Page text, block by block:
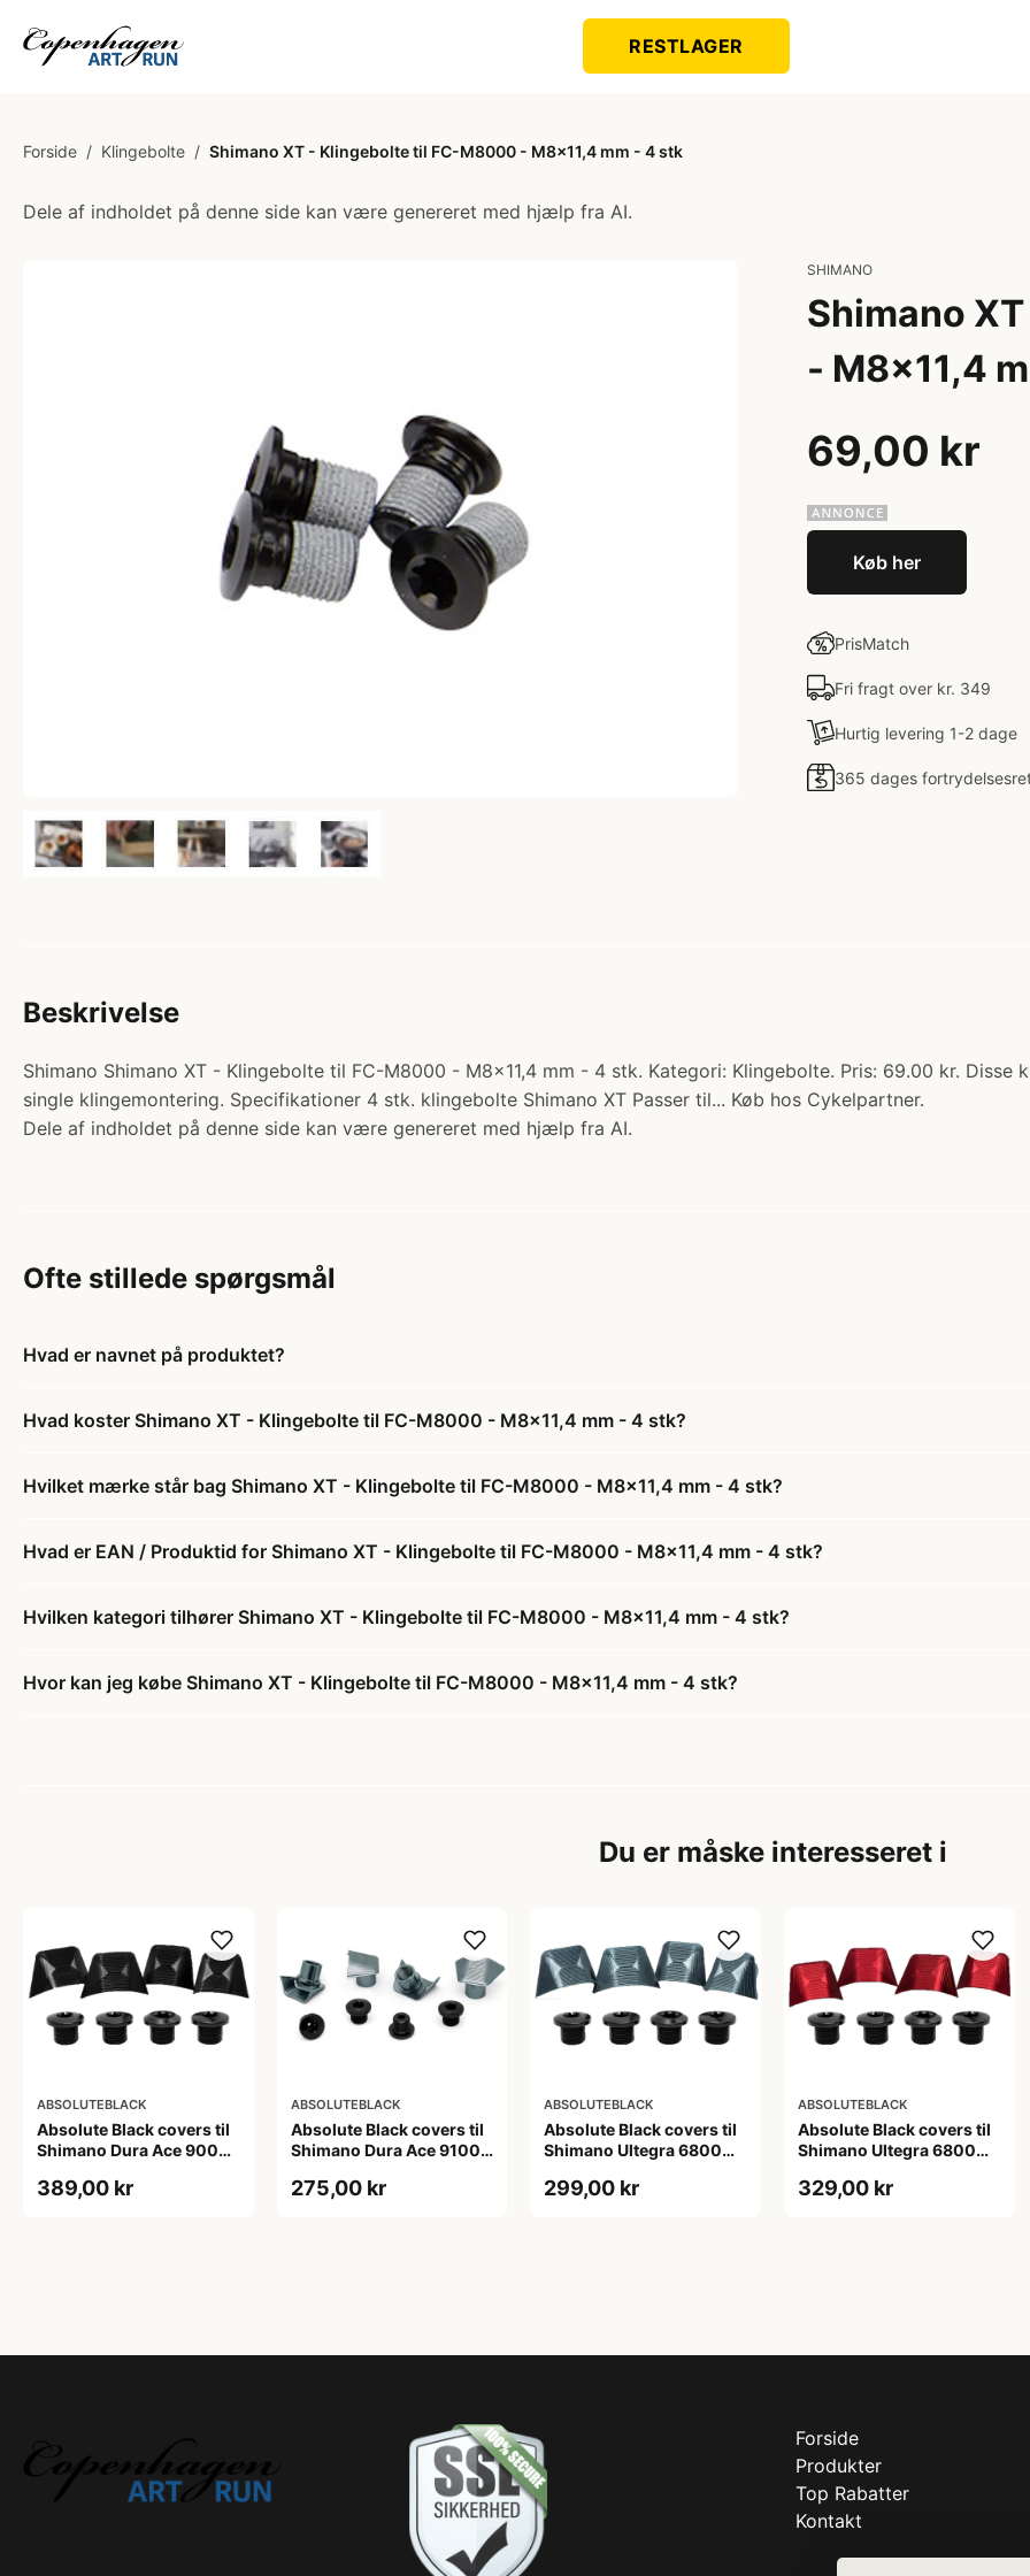
RESTLAGER
Forside / Klingebolte / Shimano XT - Klingebolte til FC-M8000 - M8x11,4 mm - 4 stk
Dele af indholdet på denne side kan være genereret med hjælp fra AI.
SHIMANO
Shimano
- M8x11,4
69,00 kr
Køb her
PrisMatch
Fri fragt over kr. 349
Hurtig levering 1-2 dage
365 dages
Beskrivelse
Shimano Shimano XT - Klingebolte til FC-M8000 - M8x11,4 mm - 4 stk. Kategori: Klingebolte. Pris: 69.00 kr.
single klingemontering. Specifikationer 4 stk. klingebolte Shimano XT Passer til... Køb hos Cykelpartner.
Dele af indholdet på denne side kan være genereret med hjælp fra AI.
Ofte stillede spørgsmål
Hvad er navnet på produktet?
Hvad koster Shimano XT - Klingebolte til FC-M8000 - M8x11,4 mm - 4 stk?
Hvilket mærke står bag Shimano XT - Klingebolte til FC-M8000 - M8x11,4 mm - 4 stk?
Hvad er EAN / Produktid for Shimano XT - Klingebolte til FC-M8000 - M8x11,4 mm - 4 stk?
Hvilken kategori tilhører Shimano XT - Klingebolte til FC-M8000 - M8x11,4 mm - 4 stk?
Hvor kan jeg købe Shimano XT - Klingebolte til FC-M8000 - M8x11,4 mm - 4 stk?
Du er måske interesseret i
ABSOLUTEBLACK
Absolute Black covers til
Shimano Dura Ace 9000
389,00 kr
ABSOLUTEBLACK
Absolute Black covers til
Shimano Dura Ace 9100
275,00 kr
ABSOLUTEBLACK
Absolute Black covers til
Shimano Ultegra 6800
299,00 kr
ABSOLUTEBLACK
Absolute Black covers til
Shimano Ultegra 6800
329,00 kr
Forside
Produkter
Top Rabatter
Kontakt